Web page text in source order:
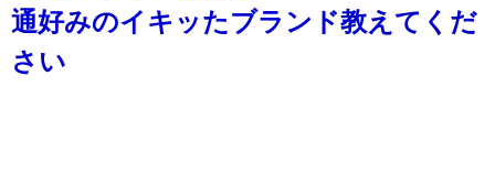
通好みのイキッたブランド教えてくだ
さい